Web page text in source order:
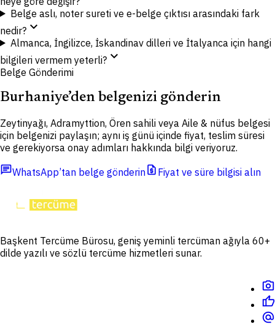
Belge aslı, noter sureti ve e-belge çıktısı arasındaki fark
nedir? expand_more
Almanca, İngilizce, İskandinav dilleri ve İtalyanca için hangi
bilgileri vermem yeterli? expand_more
Belge Gönderimi
Burhaniye’den belgenizi gönderin
Zeytinyağı, Adramyttion, Ören sahili veya Aile & nüfus belgesi
için belgenizi paylaşın; aynı iş günü içinde fiyat, teslim süresi
ve gerekiyorsa onay adımları hakkında bilgi veriyoruz.
chatWhatsApp’tan belge gönderinrequest_quote Fiyat ve süre bilgisi alın
Başkent Tercüme Bürosu, geniş yeminli tercüman ağıyla 60+
dilde yazılı ve sözlü tercüme hizmetleri sunar.
photo_camera
thumb_up
alternate_email